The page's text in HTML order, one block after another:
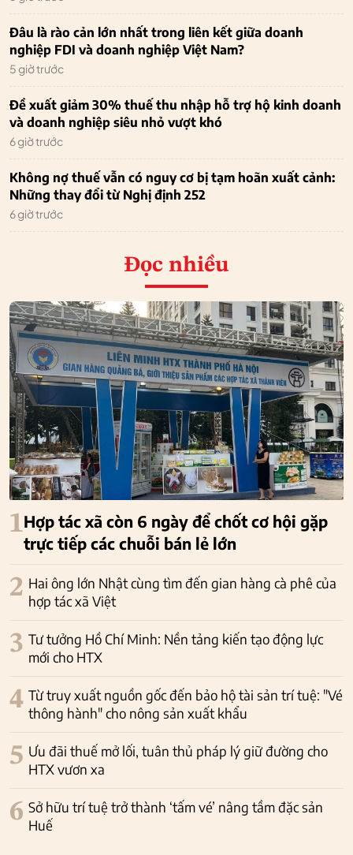
Đâu là rào cản lớn nhất trong liên kết giữa doanh
nghiệp FDI và doanh nghiệp Việt Nam?
5 giờ trước
Đề xuất giảm 30% thuế thu nhập hỗ trợ hộ kinh doanh
và doanh nghiệp siêu nhỏ vượt khó
6 giờ trước
Không nợ thuế vẫn có nguy cơ bị tạm hoãn xuất cảnh:
Những thay đổi từ Nghị định 252
6 giờ trước
Đọc nhiều
1Hợp tác xã còn 6 ngày để chốt cơ hội gặp
trực tiếp các chuỗi bán lẻ lớn
2 Hai ông lớn Nhật cùng tìm đến gian hàng cà phê của
hợp tác xã Việt
3 Tư tưởng Hồ Chí Minh: Nền tảng kiến tạo động lực
mới cho HTX
4 Từ truy xuất nguồn gốc đến bảo hộ tài sản trí tuệ: "Vé
thông hành" cho nông sản xuất khẩu
5 Ưu đãi thuế mở lối, tuân thủ pháp lý giữ đường cho
HTX vươn xa
6 Sở hữu trí tuệ trở thành ‘tấm vé’ nâng tầm đặc sản
Huế